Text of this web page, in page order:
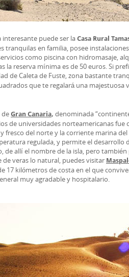
puede ser la Casa Rural
tranquilas en familia, posee
como piscina con hidromasaje,
la reserva mínima es de 50 euros. Si
de Caleta de Fuste, zona bastante
que te regalará una majestuosa
de Gran Canaria, denominada
de universidades norteamericanas
fresco del norte y la corriente marina
regulada, y permite el desarrollo
de allí el nombre de la isla, pero
veras lo natural, puedes visitar
kilómetros de costa en el que
muy agradable y hospitalario.